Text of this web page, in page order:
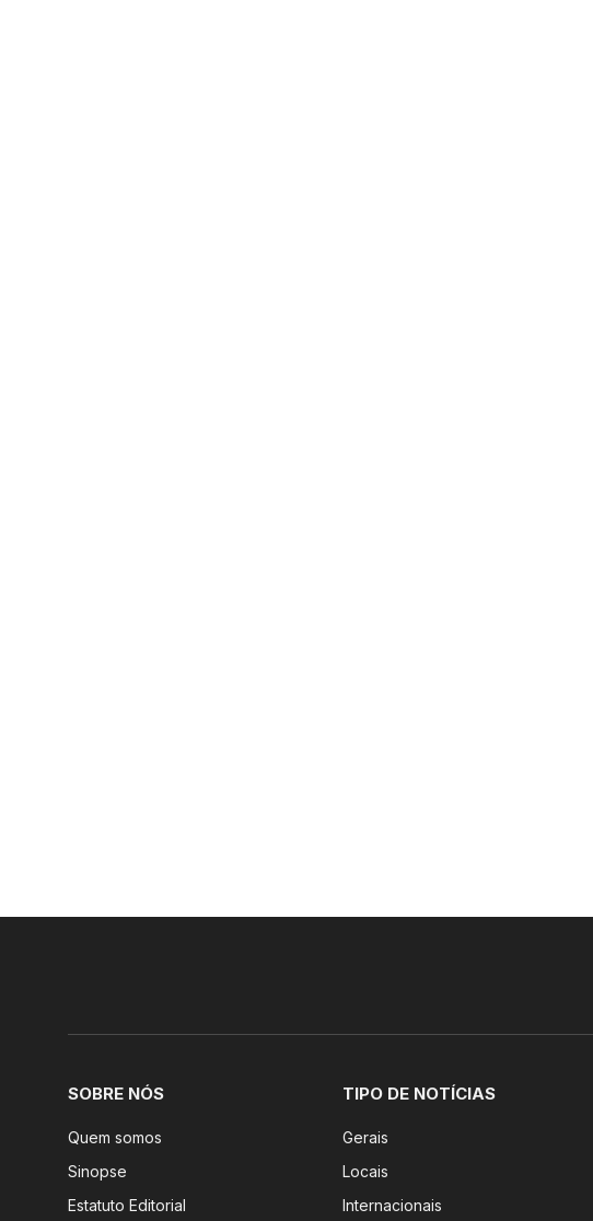
SOBRE NÓS
Quem somos
Sinopse
Estatuto Editorial
TIPO DE NOTÍCIAS
Gerais
Locais
Internacionais